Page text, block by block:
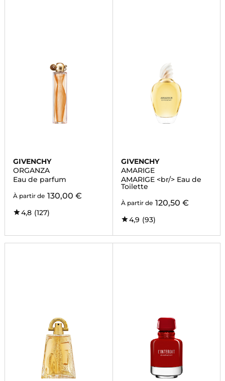
GIVENCHY
ORGANZA
Eau de parfum
À partir de 130,00 €
4,8 (127)
GIVENCHY
AMARIGE
AMARIGE <br/> Eau de
Toilette
À partir de 120,50 €
4,9 (93)